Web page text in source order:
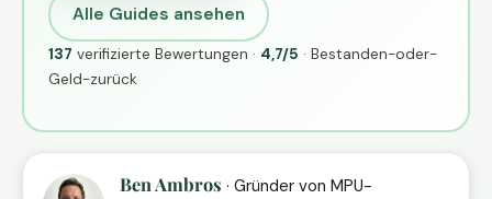
Alle Guides ansehen
137 verifizierte Bewertungen · 4,7/5 · Bestanden-oder-
Geld-zurück
Ben Ambros · Gründer von MPU-